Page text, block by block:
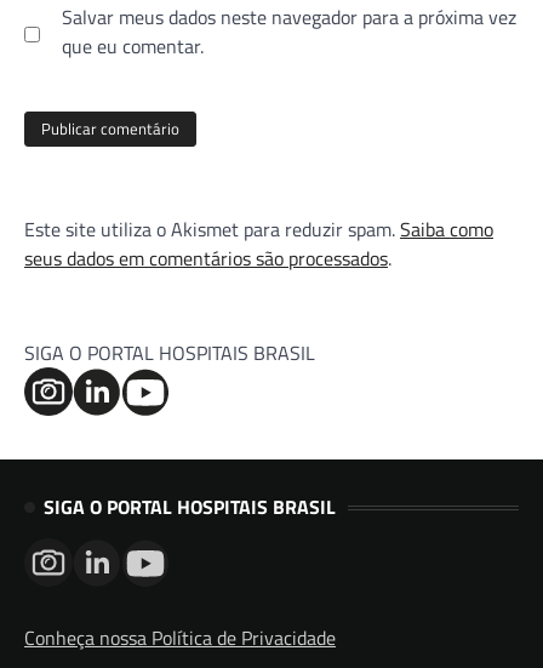
Salvar meus dados neste navegador para a próxima vez
que eu comentar.
Este site utiliza o Akismet para reduzir spam.Saiba como
seus dados em comentários são processados.
SIGA O PORTAL HOSPITAIS BRASIL
SIGA O PORTAL HOSPITAIS BRASIL
Conheça nossa Política de Privacidade